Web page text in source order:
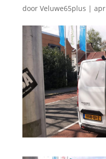
door Veluwe65plus |